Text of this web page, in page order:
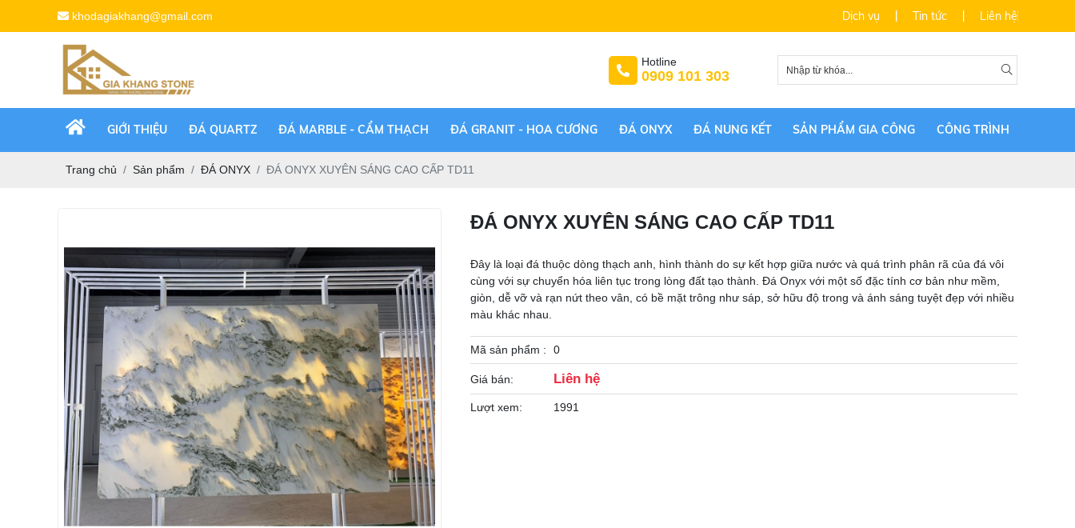
khodagiakhang@gmail.com Dịch vụ Tin tức Liên hệ
Hotline
0909 101 303
GIỚI THIỆU ĐÁ QUARTZ ĐÁ MARBLE - CẨM THẠCH ĐÁ GRANIT - HOA CƯƠNG ĐÁ ONYX ĐÁ NUNG KẾT SẢN PHẨM GIA CÔNG CÔNG TRÌNH
Trang chủ Sản phẩm ĐÁ ONYX ĐÁ ONYX XUYÊN SÁNG CAO CẤP TD11
ĐÁ ONYX XUYÊN SÁNG CAO CẤP TD11
Đây là loại đá thuộc dòng thạch anh, hình thành do sự kết hợp giữa nước và quá trình phân rã của đá vôi
cùng với sự chuyển hóa liên tục trong lòng đất tạo thành. Đá Onyx với một số đặc tính cơ bản như mềm,
giòn, dễ vỡ và rạn nứt theo vân, có bề mặt trông như sáp, sở hữu độ trong và ánh sáng tuyệt đẹp với nhiều
màu khác nhau.
Mã sản phẩm : 0
Giá bán: Liên hệ
Lượt xem: 1991